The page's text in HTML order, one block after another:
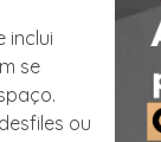
inclui
se
ou